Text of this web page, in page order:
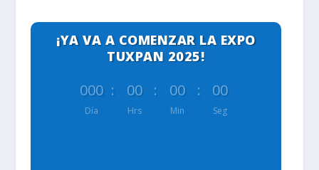
¡YA VA A COMENZAR LA EXPO
TUXPAN 2025!
000
Día
: 00
Hrs
: 00
Min
: 00
Seg